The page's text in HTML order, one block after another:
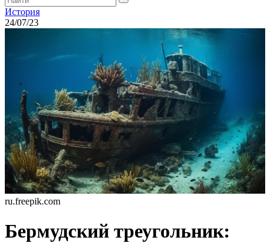
История
24/07/23
ru.freepik.com
Бермудский треугольник: